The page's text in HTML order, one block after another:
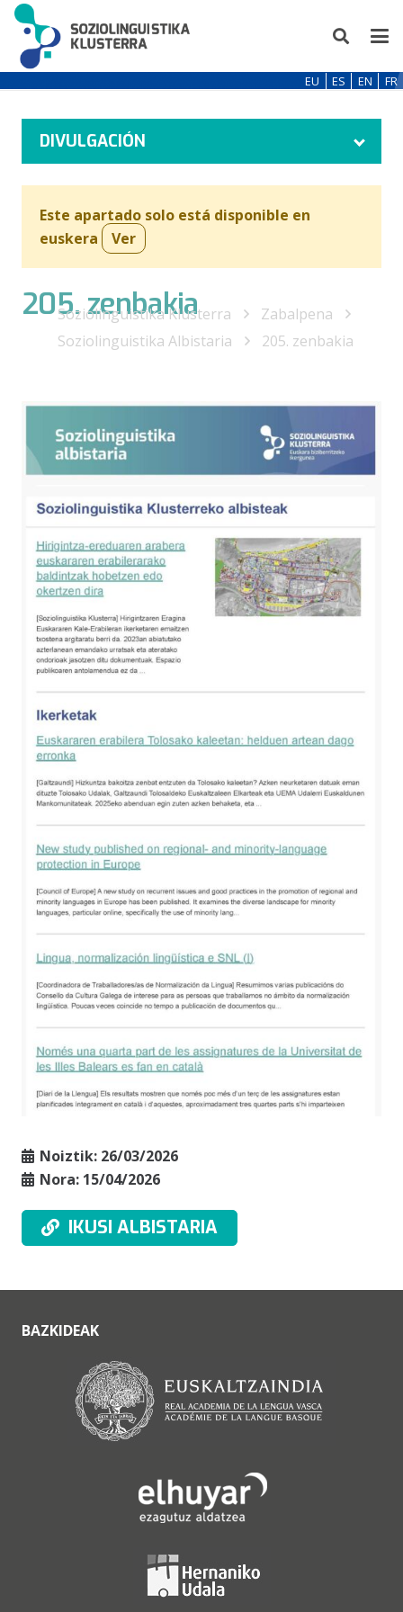
EU ES EN FR
DIVULGACIÓN
Este apartado solo está disponible en
euskera
Ver
205. zenbakia
Soziolinguistika Klusterra
Zabalpena
Soziolinguistika Albistaria
205. zenbakia
Noiztik: 26/03/2026
Nora: 15/04/2026
IKUSI ALBISTARIA
BAZKIDEAK